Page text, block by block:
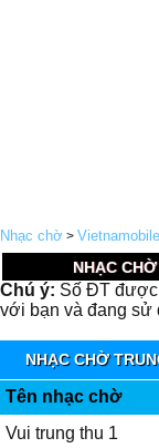
Nhạc chờ > Vietnamobile
NHẠC
Chú ý: Số ĐT được
với bạn và đang sử
NHẠC CHỜ
Tên nhạc chờ
Vui trung thu 1